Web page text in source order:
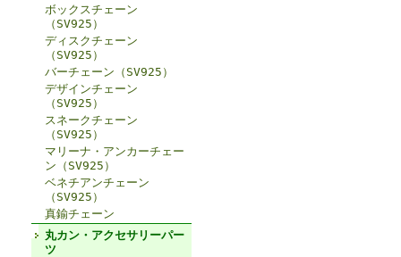
ボックスチェーン
（SV925）
ディスクチェーン
（SV925）
バーチェーン（SV925）
デザインチェーン
（SV925）
スネークチェーン
（SV925）
マリーナ・アンカーチェー
ン（SV925）
ベネチアンチェーン
（SV925）
真鍮チェーン
丸カン・アクセサリーパー
ツ